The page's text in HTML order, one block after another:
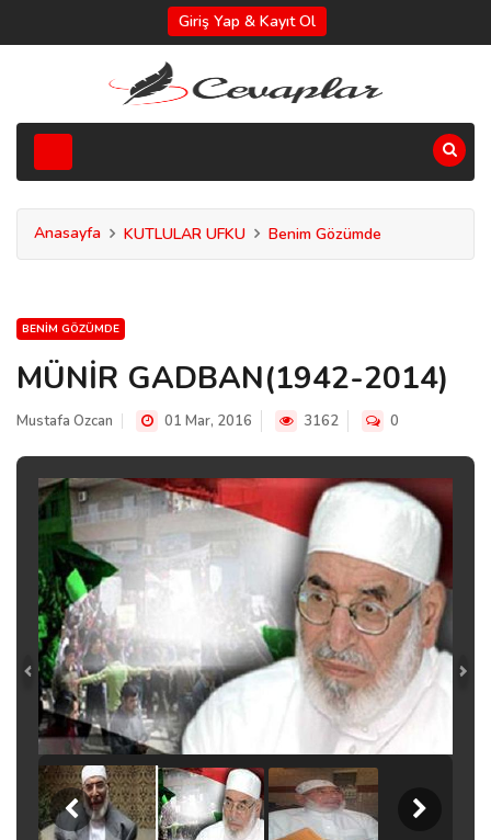
Giriş Yap & Kayıt Ol
Anasayfa KUTLULAR UFKU Benim Gözümde
BENIM GÖZÜMDE
MÜNİR GADBAN(1942-2014)
Mustafa Ozcan 01 Mar, 2016 3162 0